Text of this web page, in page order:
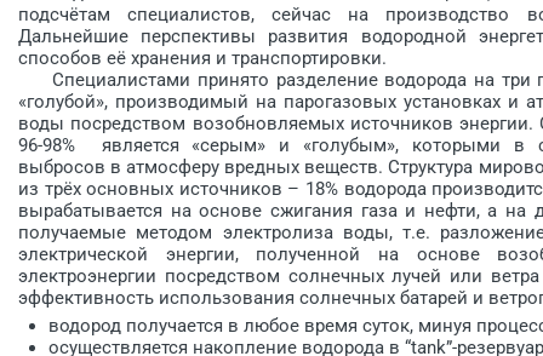
подсчётам специалистов, сейчас на производство
Дальнейшие перспективы развития водородной
способов её хранения и транспортировки.
Специалистами принято разделение водорода на три
«голубой», производимый на парогазовых установках и
воды посредством возобновляемых источников
96-98% является «серым» и «голубым», которыми в
выбросов в атмосферу вредных веществ. Структура
из трёх основных источников – 18% водорода
вырабатывается на основе сжигания газа и нефти, а на
получаемые методом электролиза воды, т.е.
электрической энергии, полученной на основе
электроэнергии посредством солнечных лучей или
эффективность использования солнечных батарей и
водород получается в любое время суток, минуя
осуществляется накопление водорода в “tank”-